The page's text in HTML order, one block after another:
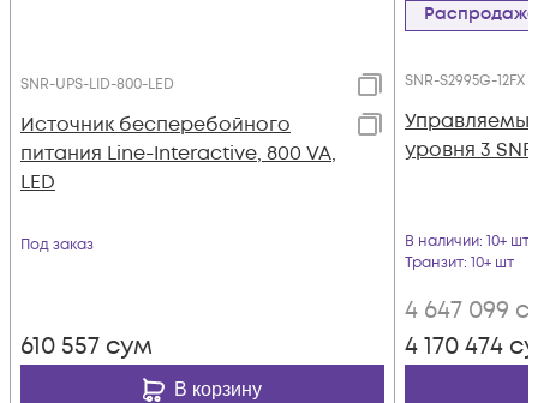
SNR-UPS-LID-800-LED
Источник бесперебойного
питания Line-Interactive, 800 VA,
LED
Под заказ
610 557 сум
В корзину
Распродажа
SNR-S2995G-12FX
уровня 3
В наличии: 10+ шт
Транзит: 10+ шт
4 647 099
4 170 474